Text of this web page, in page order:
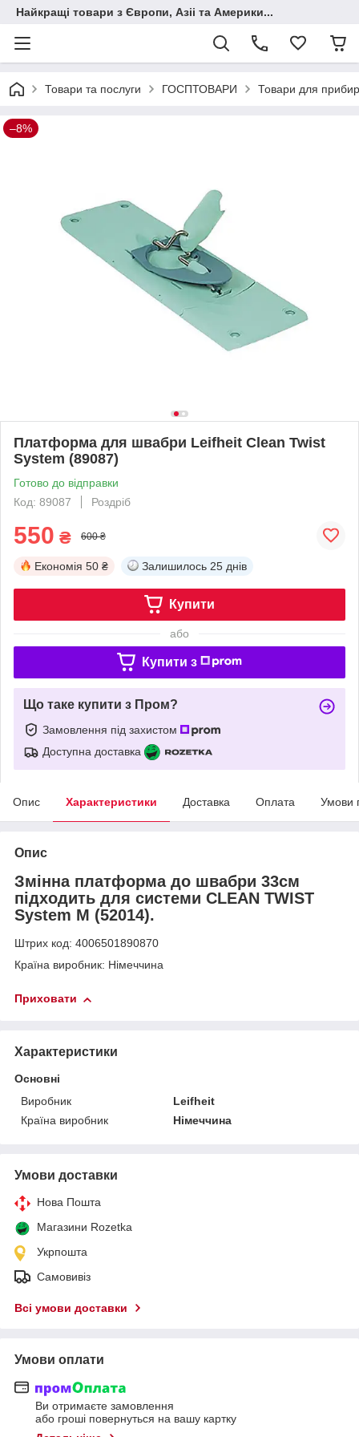
Найкращі товари з Європи, Азіі та Америки...
Товари та послуги ГОСПТОВАРИ Товари для
–8%
Платформа для швабри Leifheit Clean Twist
System (89087)
Готово до відправки
Код: 89087
Роздріб
550 ₴ 600 ₴
Економія 50 ₴ Залишилось 25 днів
Купити
або
Купити з
Що таке купити з Пром?
Замовлення під захистом
Доступна доставка
Опис Характеристики Доставка Оплата Умови
Опис
Змінна платформа до швабри 33см
підходить для системи CLEAN TWIST
System M (52014).
Штрих код: 4006501890870
Країна виробник: Німеччина
Приховати
Характеристики
Основні
Виробник
Leifheit
Країна виробник
Німеччина
Умови доставки
Нова Пошта
Магазини Rozetka
Укрпошта
Самовивіз
Всі умови доставки
Умови оплати
Ви отримаєте замовлення
або гроші повернуться на вашу картку